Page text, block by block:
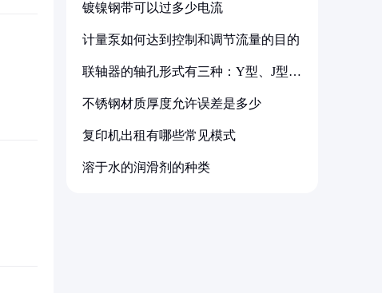
镀镍钢带可以过多少电流
计量泵如何达到控制和调节流量的目的
联轴器的轴孔形式有三种：Y型、J型、
不锈钢材质厚度允许误差是多少
复印机出租有哪些常见模式
溶于水的润滑剂的种类